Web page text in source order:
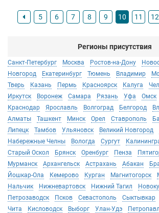
5 6 7 8 9 10 11 12
Регионы присутствия
Санкт-Петербург Москва Ростов-на-Дону
Новгород
Екатеринбург Тюмень Владимир
Тверь
Казань Пермь Красноярск Калуга
Иркутск
Воронеж Самара Рязань Уфа Омск
Краснодар
Ярославль Волгоград Белгород
Алматы
Ташкент Минск Орел Ставрополь
Липецк
Тамбов Ульяновск Великий Новгород
Набережные Челны
Вологда Сургут
Старый Оскол
Брянск Оренбург Пенза
Мурманск
Архангельск Астрахань Абакан
Йошкар-Ола
Кемерово Курган Магнитогорск
Нальчик
Нижневартовск Нижний Тагил
Петрозаводск
Псков Севастополь Сыктывкар
Чита
Кисловодск Выборг Улан-Удэ